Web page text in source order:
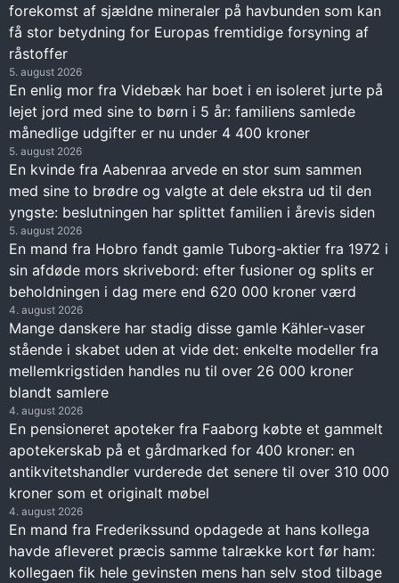
forekomst af sjældne mineraler på havbunden som kan
få stor betydning for Europas fremtidige forsyning af
råstoffer
5. august 2026
En enlig mor fra Videbæk har boet i en isoleret jurte på
lejet jord med sine to børn i 5 år: familiens samlede
månedlige udgifter er nu under 4 400 kroner
5. august 2026
En kvinde fra Aabenraa arvede en stor sum sammen
med sine to brødre og valgte at dele ekstra ud til den
yngste: beslutningen har splittet familien i årevis siden
5. august 2026
En mand fra Hobro fandt gamle Tuborg-aktier fra 1972 i
sin afdøde mors skrivebord: efter fusioner og splits er
beholdningen i dag mere end 620 000 kroner værd
4. august 2026
Mange danskere har stadig disse gamle Kähler-vaser
stående i skabet uden at vide det: enkelte modeller fra
mellemkrigstiden handles nu til over 26 000 kroner
blandt samlere
4. august 2026
En pensioneret apoteker fra Faaborg købte et gammelt
apotekerskab på et gårdmarked for 400 kroner: en
antikvitetshandler vurderede det senere til over 310 000
kroner som et originalt møbel
4. august 2026
En mand fra Frederikssund opdagede at hans kollega
havde afleveret præcis samme talrække kort før ham:
kollegaen fik hele gevinsten mens han selv stod tilbage